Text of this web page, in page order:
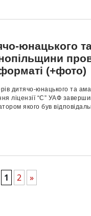
юнацького
(+фото)
дитячо-юнацького та
ліцензії “С” УАФ
якого був
1 2 »